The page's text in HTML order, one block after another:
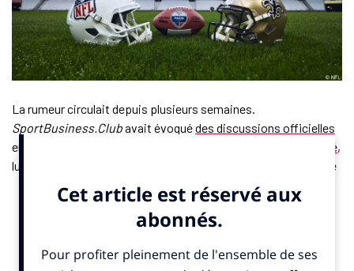
La rumeur circulait depuis plusieurs semaines.
SportBusiness.Clubavait évoquédes discussions officielles
en octobre 2025. La National Football League (NFL)
a annoncé,
lundi 26 janvier 2026, la tenue, pour la première fois dans notre
pays, d’un match de saison régulière en France. A l’image de
ceux que fait déjà la NBA. La ligue professionnelle, la plus
puissante du monde, revendique 14 millions de fans dans
internationales en Grande-Bretagne, en Allemagne, au Brésil ou